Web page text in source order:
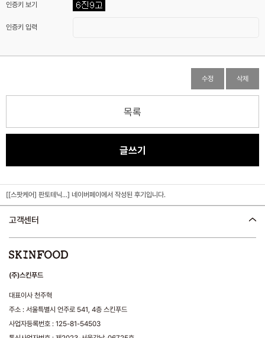
인증키 보기
인증키 입력
수정 삭제
목록
글쓰기
[[스팟케어] 판토테닉...] 네이버페이에서 작성된 후기입니다.
고객센터
(주)스킨푸드
대표이사 천주혁
주소 : 서울특별시 언주로 541, 4층 스킨푸드
사업자등록번호 : 125-81-54503